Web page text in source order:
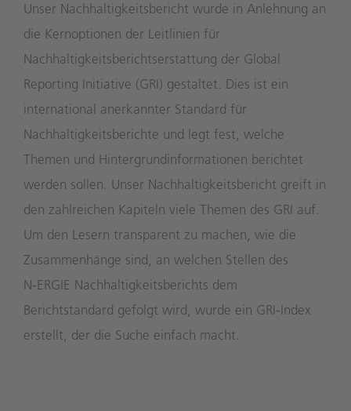
Unser Nachhaltigkeitsbericht wurde in Anlehnung an
die Kernoptionen der Leitlinien für
Nachhaltigkeitsberichtserstattung der Global
Reporting Initiative (GRI) gestaltet. Dies ist ein
international anerkannter Standard für
Nachhaltigkeitsberichte und legt fest, welche
Themen und Hintergrundinformationen berichtet
werden sollen. Unser Nachhaltigkeitsbericht greift in
den zahlreichen Kapiteln viele Themen des GRI auf.
Um den Lesern transparent zu machen, wie die
Zusammenhänge sind, an welchen Stellen des
N‑ERGIE Nachhaltigkeitsberichts dem
Berichtstandard gefolgt wird, wurde ein GRI-Index
erstellt, der die Suche einfach macht.